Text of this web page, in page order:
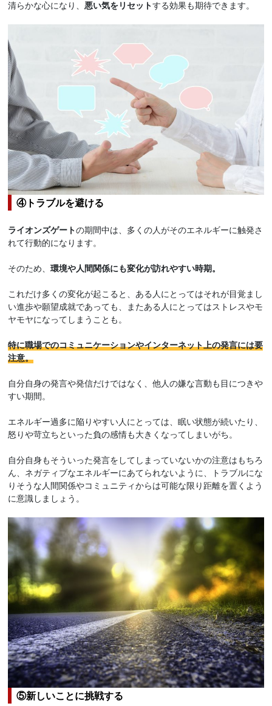
清らかな心になり、 悪い気をリセットする効果も期待できます。
④トラブルを避ける
ライオンズゲートの期間中は、多くの人がそのエネルギーに触発さ
れて行動的になります。
そのため、環境や人間関係にも変化が訪れやすい時期。
これだけ多くの変化が起こると、ある人にとってはそれが目覚まし
い進歩や願望成就であっても、またある人にとってはストレスやモ
ヤモヤになってしまうことも。
特に職場でのコミュニケーションやインターネット上の発言には要
注意。
自分自身の発言や発信だけではなく、他人の嫌な言動も目につきや
すい期間。
エネルギー過多に陥りやすい人にとっては、眠い状態が続いたり、
怒りや苛立ちといった負の感情も大きくなってしまいがち。
自分自身もそういった発言をしてしまっていないかの注意はもちろ
ん、ネガティブなエネルギーにあてられないように、トラブルにな
りそうな人間関係やコミュニティからは可能な限り距離を置くよう
に意識しましょう。
⑤新しいことに挑戦する